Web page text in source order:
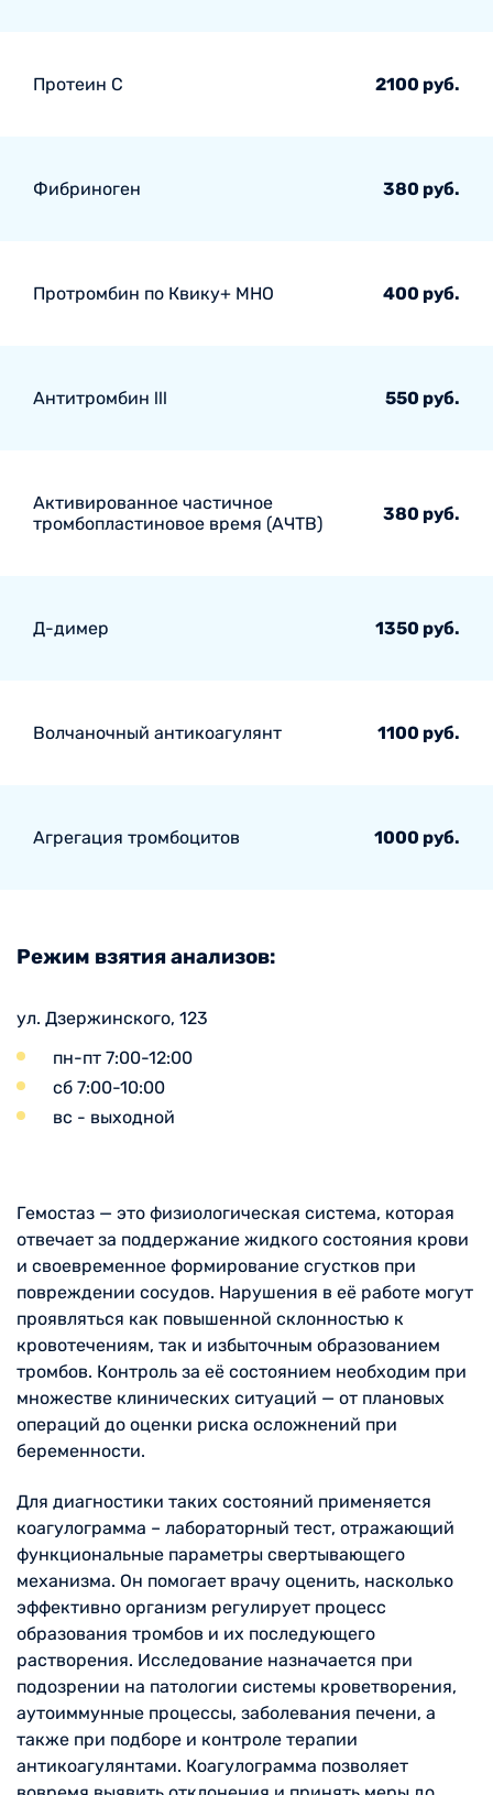
Протеин С 2100 руб.
Фибриноген 380 руб.
Протромбин по Квику+ МНО 400 руб.
Антитромбин lll 550 руб.
Активированное частичное
тромбопластиновое время (АЧТВ)
380 руб.
Д-димер 1350 руб.
Волчаночный антикоагулянт 1100 руб.
Агрегация тромбоцитов 1000 руб.
Режим взятия анализов:
ул. Дзержинского, 123
пн-пт 7:00-12:00
сб 7:00-10:00
вс - выходной
Гемостаз — это физиологическая система, которая
отвечает за поддержание жидкого состояния крови
и своевременное формирование сгустков при
повреждении сосудов. Нарушения в её работе могут
проявляться как повышенной склонностью к
кровотечениям, так и избыточным образованием
тромбов. Контроль за её состоянием необходим при
множестве клинических ситуаций — от плановых
операций до оценки риска осложнений при
беременности.
Для диагностики таких состояний применяется
коагулограмма – лабораторный тест, отражающий
функциональные параметры свертывающего
механизма. Он помогает врачу оценить, насколько
эффективно организм регулирует процесс
образования тромбов и их последующего
растворения. Исследование назначается при
подозрении на патологии системы кроветворения,
аутоиммунные процессы, заболевания печени, а
также при подборе и контроле терапии
антикоагулянтами. Коагулограмма позволяет